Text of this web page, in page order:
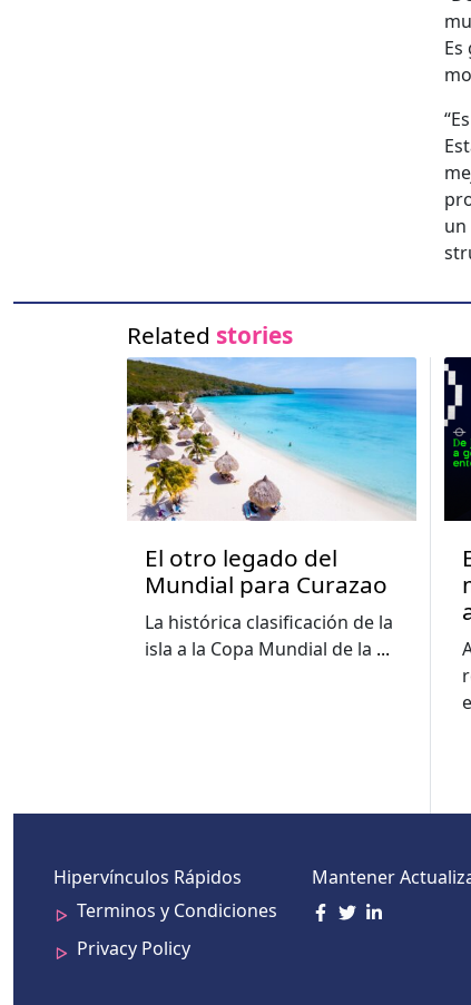
un
Related stories
El otro legado del
Mundial para Curazao
La histórica clasificación de la
isla a la Copa Mundial de la ...
Hipervínculos Rápidos
Terminos y Condiciones
Privacy Policy
Mantener